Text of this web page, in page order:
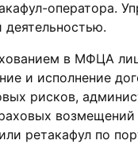
оператора.
в МФЦА
и исполнение
рисков,
ретакафул по